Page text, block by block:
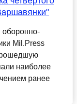
оборонно-
Mil.Press
наиболее
ранее